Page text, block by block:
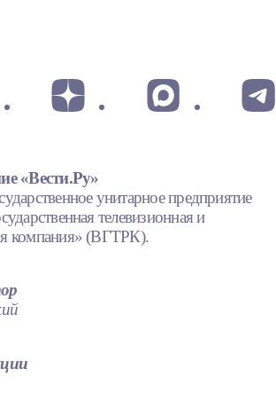
«Вести.Ру»
унитарное предприятие
телевизионная и
компания» (ВГТРК).